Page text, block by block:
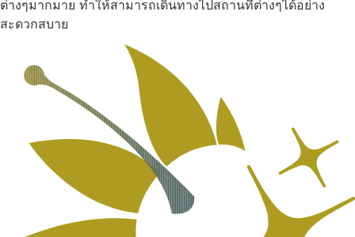
ต่างๆมากมาย ทำให้สามารถเดินทางไปสถานที่ต่างๆได้อย่าง
สะดวกสบาย